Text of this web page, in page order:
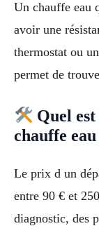
Un chauffe eau
avoir une
thermostat ou
permet de
Quel
chauffe eau
Le prix d un
entre 90 € et
diagnostic, des